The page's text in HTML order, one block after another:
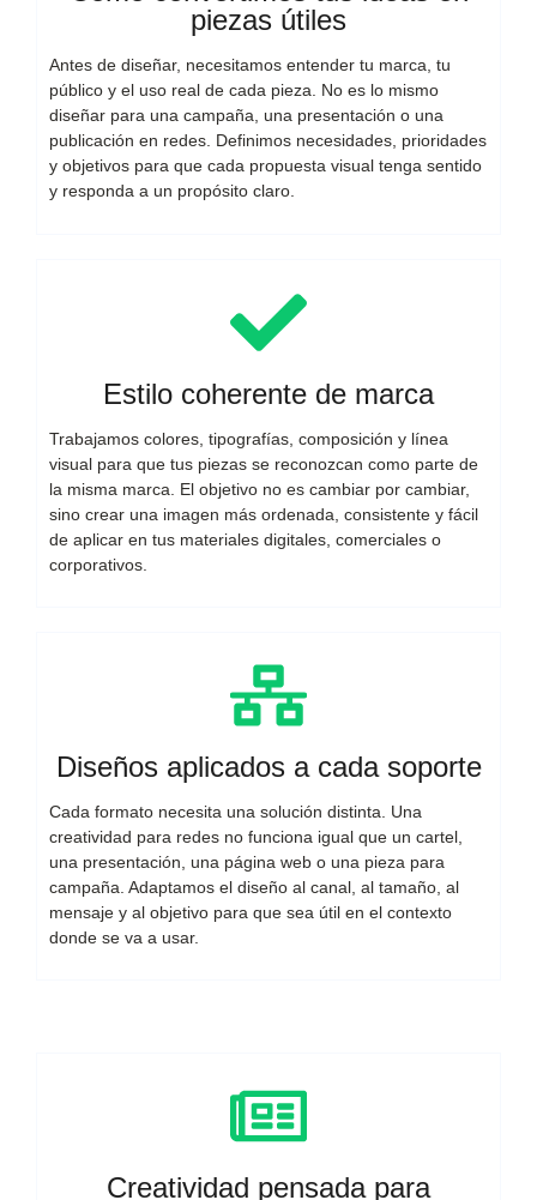
piezas útiles
Antes de diseñar, necesitamos entender tu marca, tu
público y el uso real de cada pieza. No es lo mismo
diseñar para una campaña, una presentación o una
publicación en redes. Definimos necesidades, prioridades
y objetivos para que cada propuesta visual tenga sentido
y responda a un propósito claro.
Estilo coherente de marca
Trabajamos colores, tipografías, composición y línea
visual para que tus piezas se reconozcan como parte de
la misma marca. El objetivo no es cambiar por cambiar,
sino crear una imagen más ordenada, consistente y fácil
de aplicar en tus materiales digitales, comerciales o
corporativos.
Diseños aplicados a cada soporte
Cada formato necesita una solución distinta. Una
creatividad para redes no funciona igual que un cartel,
una presentación, una página web o una pieza para
campaña. Adaptamos el diseño al canal, al tamaño, al
mensaje y al objetivo para que sea útil en el contexto
donde se va a usar.
Creatividad pensada para